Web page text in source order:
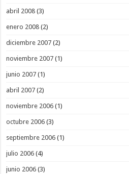
abril 2008 (3)
enero 2008 (2)
diciembre 2007 (2)
noviembre 2007 (1)
junio 2007 (1)
abril 2007 (2)
noviembre 2006 (1)
octubre 2006 (3)
septiembre 2006 (1)
julio 2006 (4)
junio 2006 (3)